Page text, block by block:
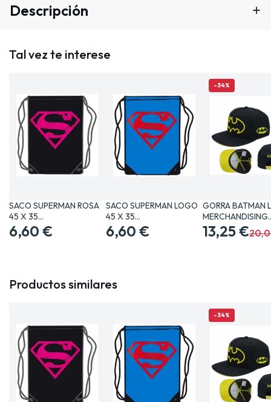
Descripción
Tal vez te interese
SACO SUPERMAN ROSA
45 X 35
MERCHANDISING…
6,60 €
SACO SUPERMAN LOGO
45 X 35
MERCHANDISING…
6,60 €
-34%
GORRA BATMAN
MERCHANDISING
COMICS BATMAN
13,25 €
Productos similares
-34%